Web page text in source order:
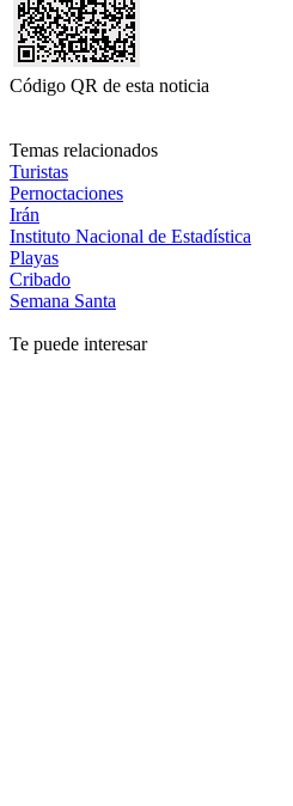
Código QR de esta noticia
Temas relacionados
Turistas
Pernoctaciones
Irán
Instituto Nacional de Estadística
Playas
Cribado
Semana Santa
Te puede interesar